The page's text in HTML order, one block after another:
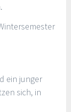
ein junger
sich, in